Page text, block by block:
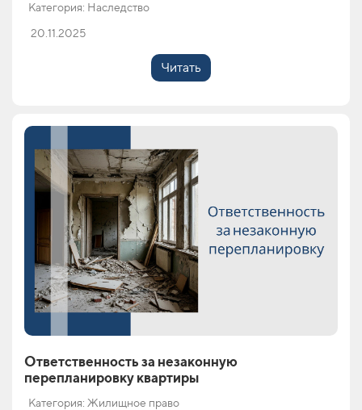
Категория: Наследство
20.11.2025
Читать
Ответственность за незаконную
перепланировку квартиры
Категория: Жилищное право